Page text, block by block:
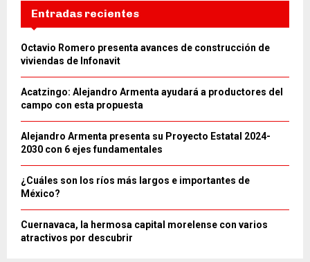
Entradas recientes
Octavio Romero presenta avances de construcción de
viviendas de Infonavit
Acatzingo: Alejandro Armenta ayudará a productores del
campo con esta propuesta
Alejandro Armenta presenta su Proyecto Estatal 2024-
2030 con 6 ejes fundamentales
¿Cuáles son los ríos más largos e importantes de
México?
Cuernavaca, la hermosa capital morelense con varios
atractivos por descubrir